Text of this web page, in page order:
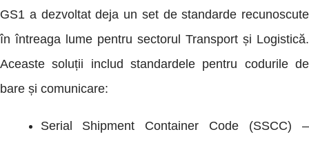
GS1 a dezvoltat deja un set de standarde recunoscute
în întreaga lume pentru sectorul Transport și Logistică.
Aceaste soluții includ standardele pentru codurile de
bare și comunicare:
Serial Shipment Container Code (SSCC) –